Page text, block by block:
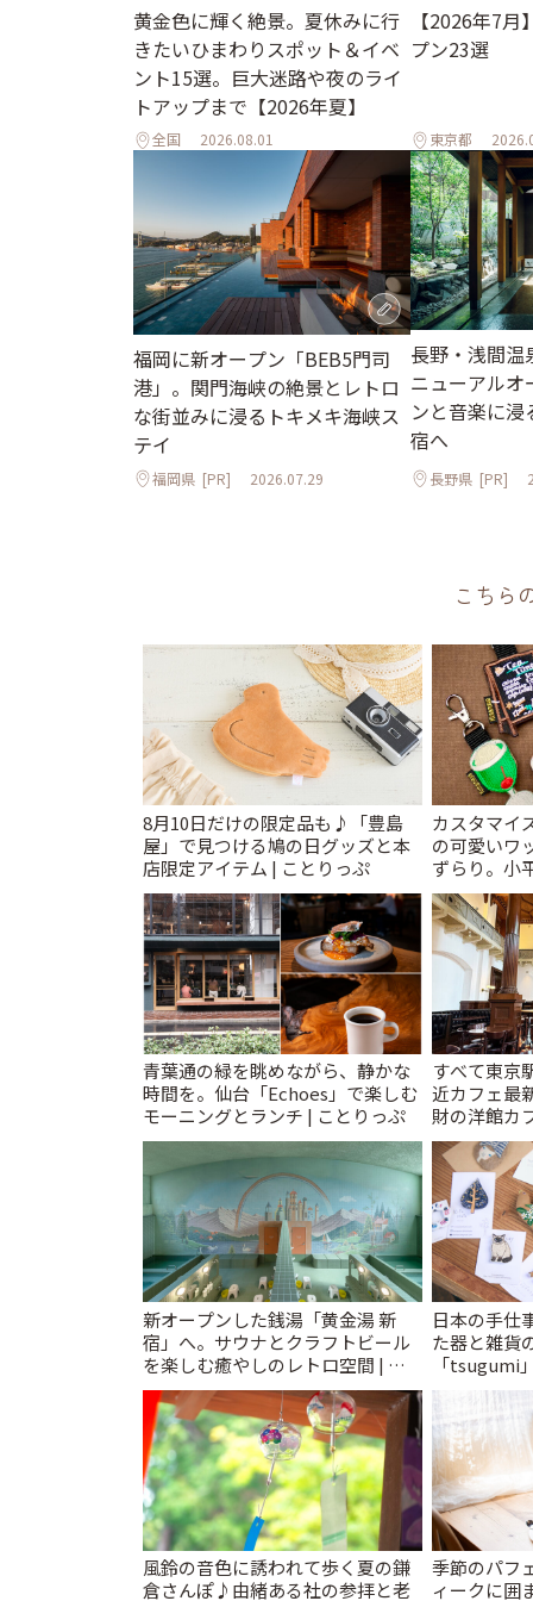
黄金色に輝く絶景。夏休みに行
きたいひまわりスポット＆イベ
ント15選。巨大迷路や夜のライ
トアップまで【2026年夏】
全国 2026.08.01
【2026年7
プン23選
東京都
福岡に新オープン「BEB5門司
港」。関門海峡の絶景とレトロ
な街並みに浸るトキメキ海峡ス
テイ
福岡県 [PR] 2026.07.29
長野・浅間温
ニューアルオ
ンと音楽に
宿へ
長野県 [PR]
こちら
8月10日だけの限定品も♪「豊島
屋」で見つける鳩の日グッズと本
店限定アイテム | ことりっぷ
カスタマイ
の可愛いワ
ずらり。小
T&K」 | こ
青葉通の緑を眺めながら、静かな
時間を。仙台「Echoes」で楽しむ
モーニングとランチ | ことりっぷ
すべて東京
近カフェ最
財の洋館カ
レトロ喫茶
新オープンした銭湯「黄金湯 新
宿」へ。サウナとクラフトビール
を楽しむ癒やしのレトロ空間 | こ
とりっぷ
日本の手仕
た器と雑貨
「tsugumi
風鈴の音色に誘われて歩く夏の鎌
倉さんぽ♪由緒ある社の参拝と老
季節のパフ
ィークに囲